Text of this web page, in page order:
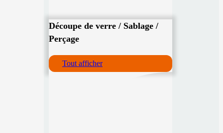
Découpe de verre / Sablage /
Perçage
Tout afficher